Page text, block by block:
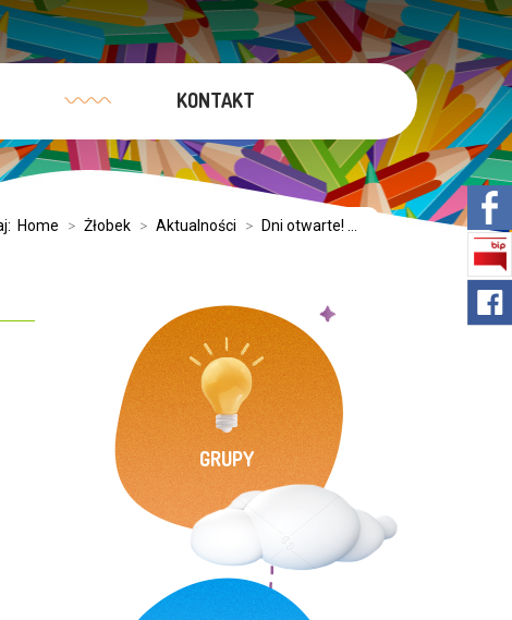
KONTAKT
Home > Żłobek > Aktualności > Dni otwarte! ...
GRUPY